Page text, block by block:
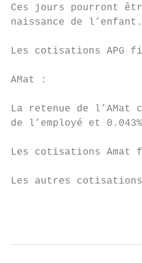
Ces jours pourront
naissance de l’enfant.
Les cotisations APG
AMat :
La retenue de l’AMat
de l’employé et
Les cotisations Amat
Les autres cotisations